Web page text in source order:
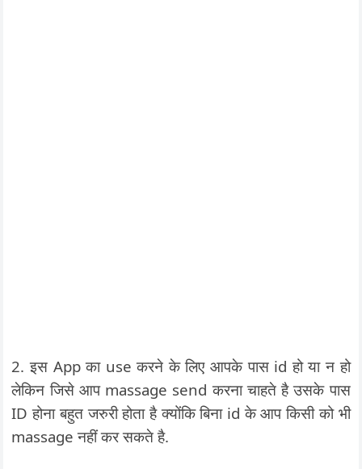
2. इस App का use करने के लिए आपके पास id हो या न हो
लेकिन जिसे आप massage send करना चाहते है उसके पास
ID होना बहुत जरुरी होता है क्योंकि बिना id के आप किसी को भी
massage नहीं कर सकते है.